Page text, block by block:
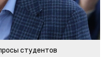
студентов